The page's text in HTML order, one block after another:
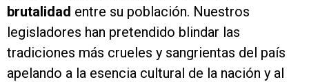
brutalidad entre su población. Nuestros
legisladores han pretendido blindar las
tradiciones más crueles y sangrientas del país
apelando a la esencia cultural de la nación y al